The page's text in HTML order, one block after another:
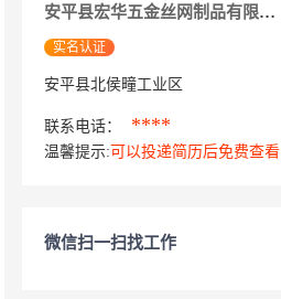
安平县宏华五金丝网制品有限公司
实名认证
安平县北侯疃工业区
联系电话： ****
温馨提示: 可以投递简历后免费查看
微信扫一扫找工作